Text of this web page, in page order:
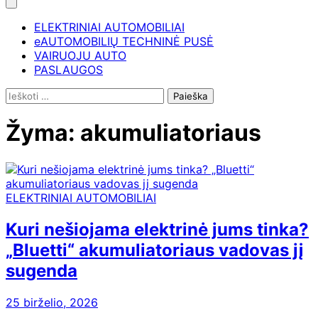
ELEKTRINIAI AUTOMOBILIAI
eAUTOMOBILIŲ TECHNINĖ PUSĖ
VAIRUOJU AUTO
PASLAUGOS
Ieškoti:
Žyma: akumuliatoriaus
ELEKTRINIAI AUTOMOBILIAI
Kuri nešiojama elektrinė jums tinka?
„Bluetti“ akumuliatoriaus vadovas jį
sugenda
25 birželio, 2026